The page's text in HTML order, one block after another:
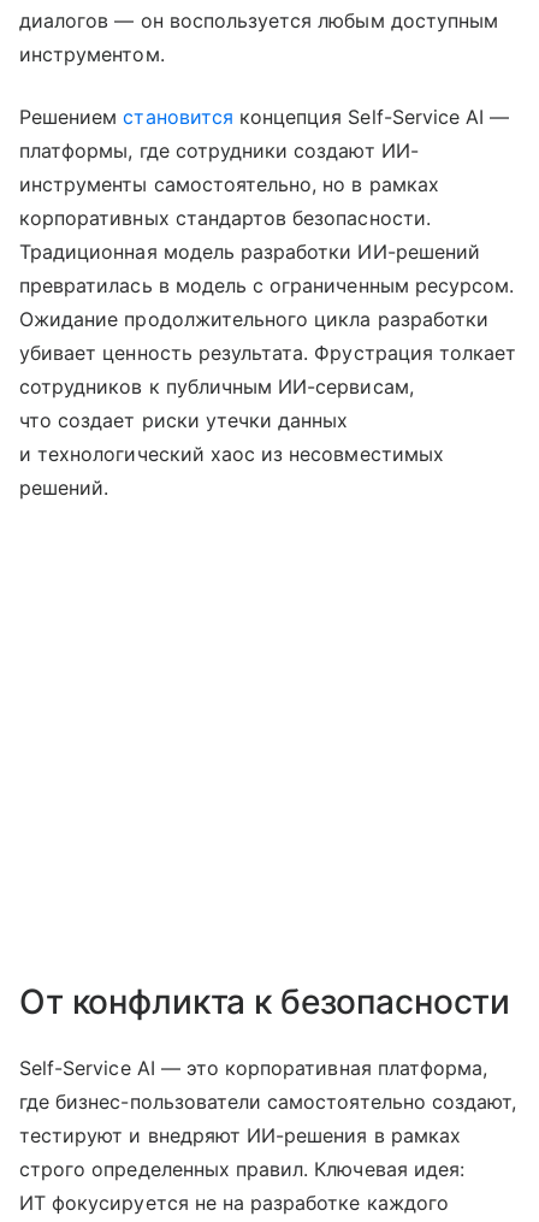
диалогов — он воспользуется любым доступным
инструментом.
Решениемстановится концепция Self-Service AI —
платформы, где сотрудники создают ИИ-
инструменты самостоятельно, но в рамках
корпоративных стандартов безопасности.
Традиционная модель разработки ИИ-решений
превратилась в модель с ограниченным ресурсом.
Ожидание продолжительного цикла разработки
убивает ценность результата. Фрустрация толкает
сотрудников к публичным ИИ-сервисам,
что создает риски утечки данных
и технологический хаос из несовместимых
решений.
От конфликта к безопасности
Self-Service AI — это корпоративная платформа,
где бизнес-пользователи самостоятельно создают,
тестируют и внедряют ИИ-решения в рамках
строго определенных правил. Ключевая идея:
ИТ фокусируется не на разработке каждого